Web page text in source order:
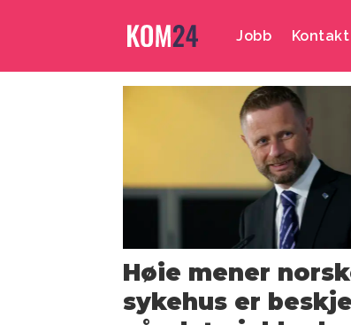
Jobb Kontakt
Emne:
aanonsen
Høie mener
sykehus er